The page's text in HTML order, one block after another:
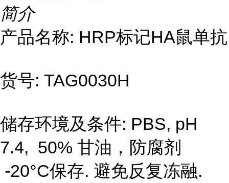
简介
产品名称: HRP标记HA鼠单抗
货号: TAG0030H
储存环境及条件: PBS, pH
7.4, 50% 甘油，防腐剂
-20°C保存. 避免反复冻融.